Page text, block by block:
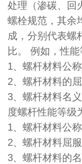
处理（渗碳、回
螺栓规范 ，其
成，分别代表螺
比。 例如，性
1、螺杆材料公
2、螺杆材料的
3、螺杆材料名
度螺杆性能等级
1、螺杆材料公
2、螺杆材料屈
3、螺杆材料的